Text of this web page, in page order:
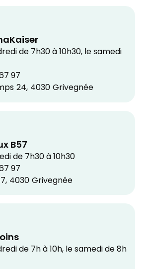
de 7h30 à 10h30, le samedi
97
24, 4030 Grivegnée
B57
de 7h30 à 10h30
97
4030 Grivegnée
de 7h à 10h, le samedi de 8h